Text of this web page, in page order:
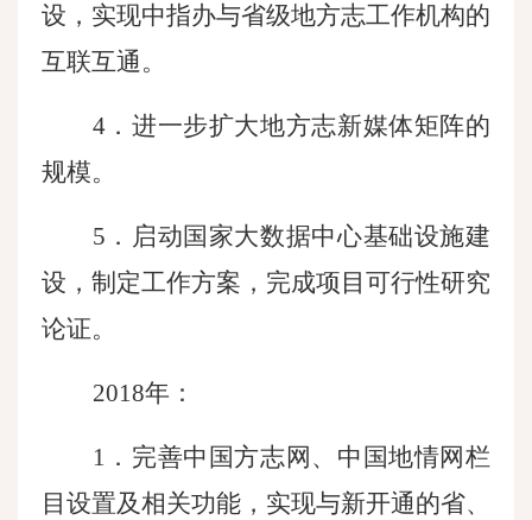
设，实现中指办与省级地方志工作机构的
互联互通。
4．进一步扩大地方志新媒体矩阵的
规模。
5．启动国家大数据中心基础设施建
设，制定工作方案，完成项目可行性研究
论证。
2018年：
1．完善中国方志网、中国地情网栏
目设置及相关功能，实现与新开通的省、